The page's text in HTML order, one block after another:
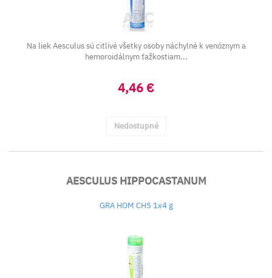
Na liek Aesculus sú citlivé všetky osoby náchylné k venóznym a
hemoroidálnym ťažkostiam...
4,46 €
Nedostupné
AESCULUS HIPPOCASTANUM
GRA HOM CH5 1x4 g